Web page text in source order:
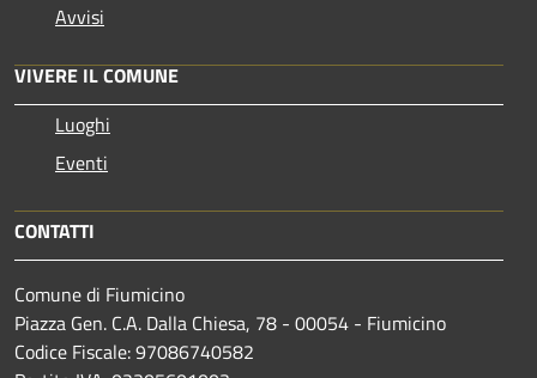
Avvisi
VIVERE IL COMUNE
Luoghi
Eventi
CONTATTI
Comune di Fiumicino
Piazza Gen. C.A. Dalla Chiesa, 78 - 00054 - Fiumicino
Codice Fiscale: 97086740582